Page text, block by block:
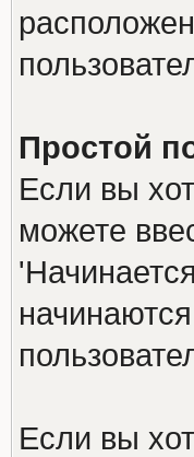
Простой
Если вы
можете
Если вы